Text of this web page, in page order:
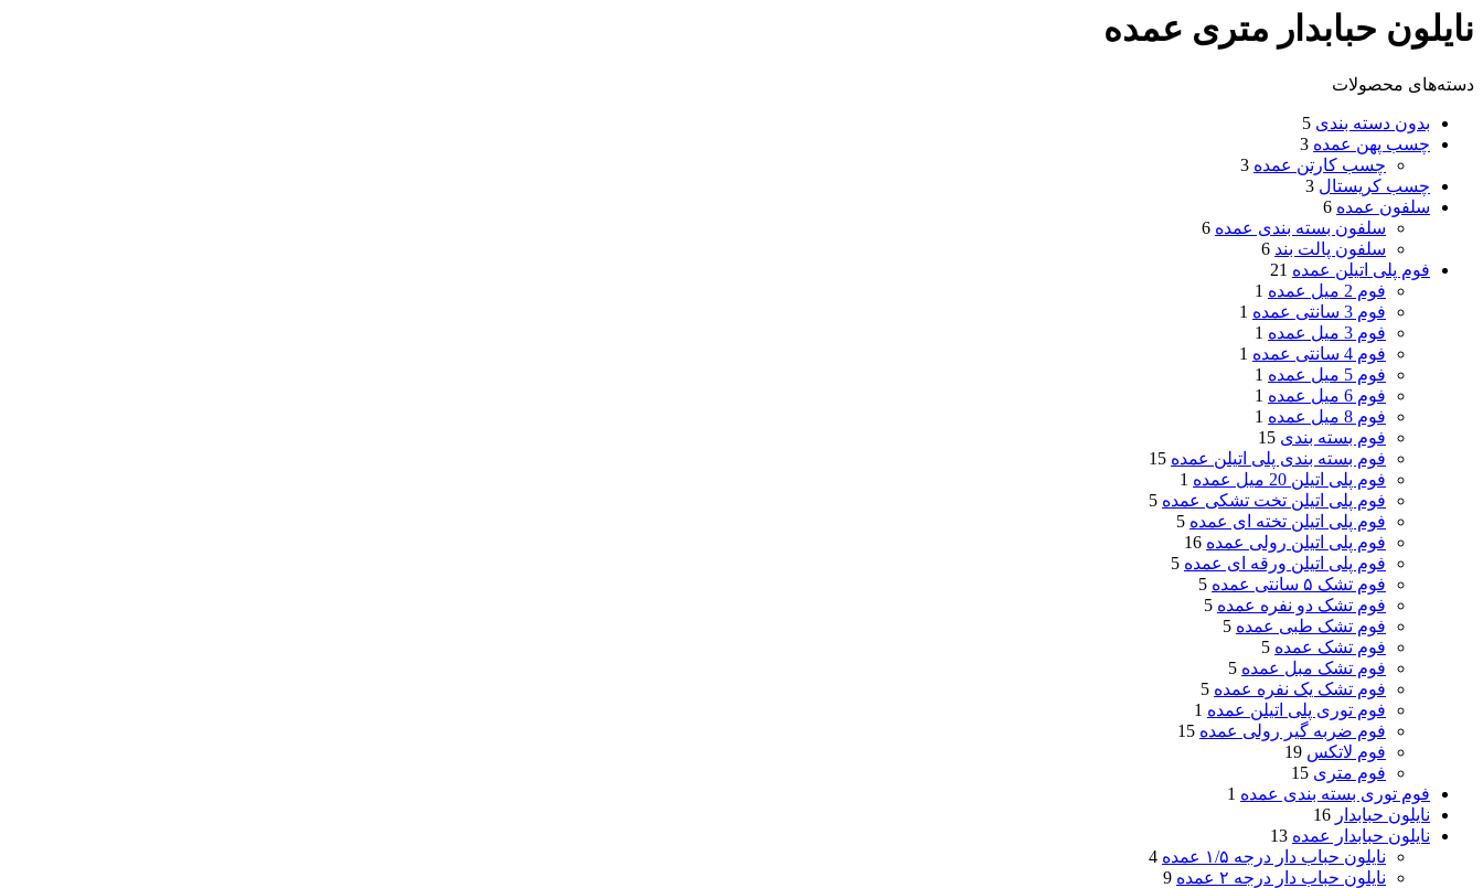
نایلون حبابدار متری عمده
دسته‌های محصولات
بدون دسته بندی 5
چسب پهن عمده 3
چسب کارتن عمده 3
چسب کریستال 3
سلفون عمده 6
سلفون بسته بندی عمده 6
سلفون پالت بند 6
فوم پلی اتیلن عمده 21
فوم 2 میل عمده
1
فوم 3 سانتی عمده
1
فوم 3 میل عمده
1
فوم 4 سانتی عمده
1
فوم 5 میل عمده
1
فوم 6 میل عمده
1
فوم 8 میل عمده
1
فوم بسته بندی 15
فوم بسته بندی پلی اتیلن عمده 15
فوم پلی اتیلن 20 میل عمده
1
فوم پلی اتیلن تخت تشکی عمده 5
فوم پلی اتیلن تخته ای عمده 5
فوم پلی اتیلن رولی عمده 16
فوم پلی اتیلن ورقه ای عمده 5
فوم تشک ۵ سانتی عمده
5
فوم تشک دو نفره عمده 5
فوم تشک طبی عمده 5
فوم تشک عمده 5
فوم تشک مبل عمده 5
فوم تشک یک نفره عمده 5
فوم توری پلی اتیلن عمده 1
فوم ضربه گیر رولی عمده 15
فوم لاتکس 19
فوم متری 15
فوم توری بسته بندی عمده 1
نایلون حبابدار 16
نایلون حبابدار عمده 13
نایلون حباب دار درجه ۱/۵ عمده
4
نایلون حباب دار درجه ۲ عمده
9